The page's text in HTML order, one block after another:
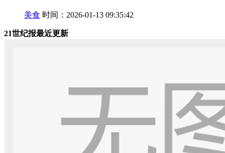
美食 时间：2026-01-13 09:35:42
21世纪报最近更新